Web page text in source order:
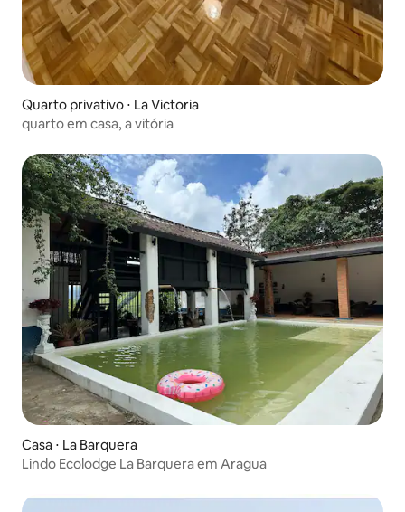
Quarto privativo ⋅ La Victoria
quarto em casa, a vitória
Casa ⋅ La Barquera
Lindo Ecolodge La Barquera em Aragua